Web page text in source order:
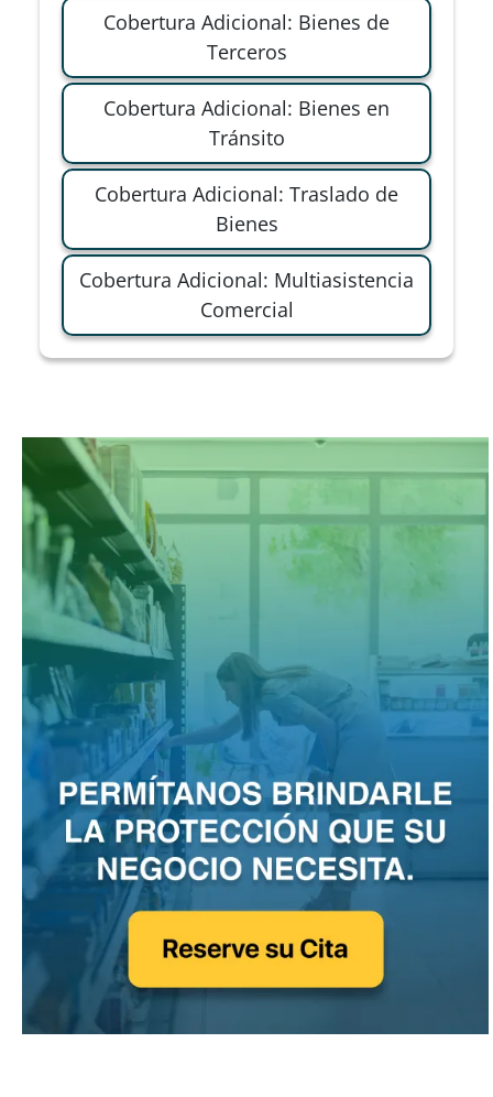
Cobertura Adicional: Bienes de
Terceros
Cobertura Adicional: Bienes en
Tránsito
Cobertura Adicional: Traslado de
Bienes
Cobertura Adicional: Multiasistencia
Comercial